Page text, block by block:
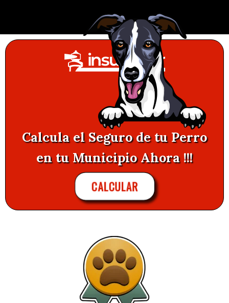
Calcula el Seguro de tu Perro
en tu Municipio Ahora !!!
CALCULAR